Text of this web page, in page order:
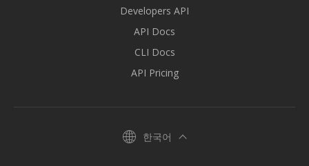
Developers API
API Docs
CLI Docs
API Pricing
한국어